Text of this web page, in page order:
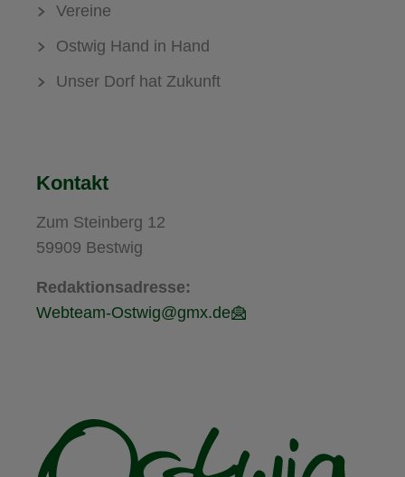
Vereine
Ostwig Hand in Hand
Unser Dorf hat Zukunft
Kontakt
Zum Steinberg 12
59909 Bestwig
Redaktionsadresse:
Webteam-Ostwig@gmx.de